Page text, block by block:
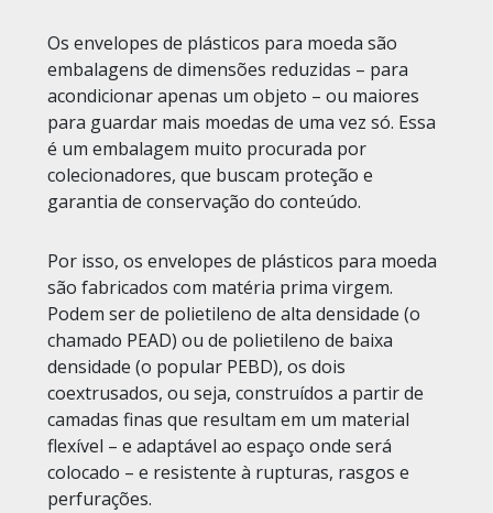
Os envelopes de plásticos para moeda são
embalagens de dimensões reduzidas – para
acondicionar apenas um objeto – ou maiores
para guardar mais moedas de uma vez só. Essa
é um embalagem muito procurada por
colecionadores, que buscam proteção e
garantia de conservação do conteúdo.
Por isso, os envelopes de plásticos para moeda
são fabricados com matéria prima virgem.
Podem ser de polietileno de alta densidade (o
chamado PEAD) ou de polietileno de baixa
densidade (o popular PEBD), os dois
coextrusados, ou seja, construídos a partir de
camadas finas que resultam em um material
flexível – e adaptável ao espaço onde será
colocado – e resistente à rupturas, rasgos e
perfurações.